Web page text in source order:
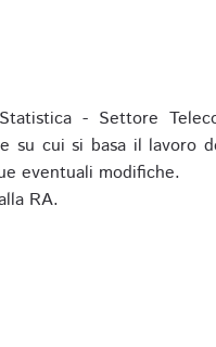
- Settore
su cui si basa il lavoro
eventuali modifiche.
RA.